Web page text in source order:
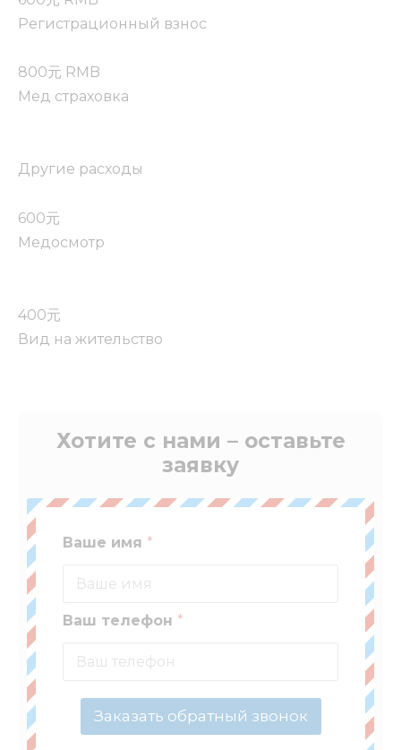
Регистрационный взнос
800元 RMB
Мед страховка
Другие расходы
600元
Медосмотр
400元
Вид на жительство
Хотите с нами – оставьте
заявку
Ваше имя *
Ваш телефон *
Заказать обратный звонок